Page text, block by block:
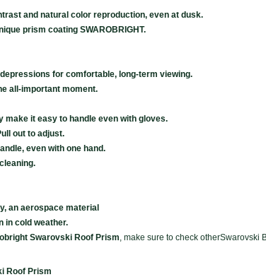
and natural color reproduction, even at dusk.
prism coating SWAROBRIGHT.
for comfortable, long-term viewing.
all-important moment.
it easy to handle even with gloves.
out to adjust.
even with one hand.
an aerospace material
in cold weather.
Swarovski Roof Prism, make sure to check otherSwarovski
Roof Prism